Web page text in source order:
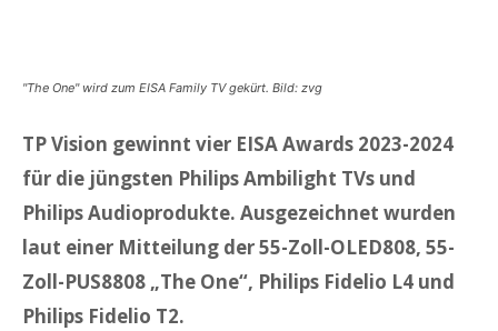
"The One" wird zum EISA Family TV gekürt. Bild: zvg
TP Vision gewinnt vier EISA Awards 2023-2024
für die jüngsten Philips Ambilight TVs und
Philips Audioprodukte. Ausgezeichnet wurden
laut einer Mitteilung der 55-Zoll-OLED808, 55-
Zoll-PUS8808 „The One“, Philips Fidelio L4 und
Philips Fidelio T2.